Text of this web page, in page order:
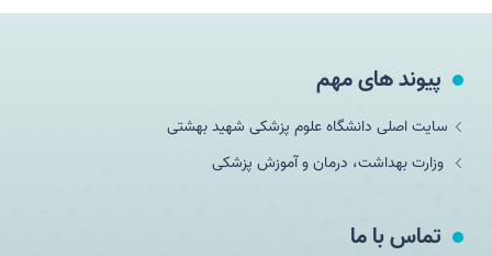
پیوند های مهم
سایت اصلی دانشگاه علوم پزشکی شهید بهشتی
وزارت بهداشت، درمان و آموزش پزشکی
تماس با ما